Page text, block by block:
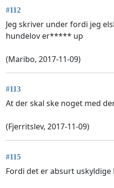
#112
Jeg skriver under fordi jeg
hundelov er***** up
(Maribo, 2017-11-09)
#113
At der skal ske noget med
(Fjerritslev, 2017-11-09)
#115
Fordi det er absurt uskyldige